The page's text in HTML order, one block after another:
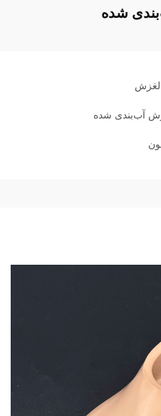
شده
لغزش
آب‌بندی شده